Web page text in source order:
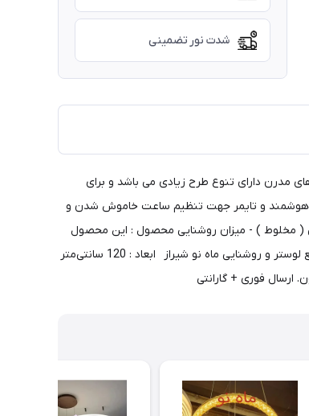
شدت نور تضمینی
لوسترهای مدرن دارای تنوع طرح زیادی می باشد و برای
سانتیمتر قابل تنظیم می باشد. دارای ریموت کنترل هوشمند و تایمر جهت تنظیم ساعت خاموش شدن و
( مخلوط ) - میزان روشنایی محصول : این محصول
برای محیطی با متراژ 25 متر مربع استفاده میگردد. - ضمانت محصول : 1 سال ضمانت بی قید و شرط کلیه لوازم برقی و 10 سال خدمات پس از فروش. صنایع لوستر و روشنایی ماه نو شیراز ابعاد : 120 سانتی‌متر